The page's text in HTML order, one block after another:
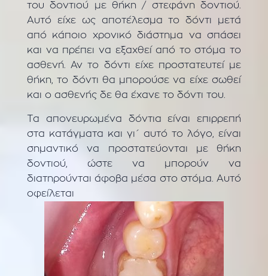
του δοντιού με θήκη / στεφάνη δοντιού.
Αυτό είχε ως αποτέλεσμα το δόντι μετά
από κάποιο χρονικό διάστημα να σπάσει
και να πρέπει να εξαχθεί από το στόμα το
ασθενή. Αν το δόντι είχε προστατευτεί με
θήκη, το δόντι θα μπορούσε να είχε σωθεί
και ο ασθενής δε θα έχανε το δόντι του.
Τα απονευρωμένα δόντια είναι επιρρεπή
στα κατάγματα και γι΄ αυτό το λόγο, είναι
σημαντικό να προστατεύονται με θήκη
δοντιού, ώστε να μπορούν να
διατηρούνται άφοβα μέσα στο στόμα. Αυτό
οφείλεται